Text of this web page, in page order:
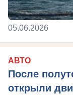
05.06.2026
АВТО
После
открыли